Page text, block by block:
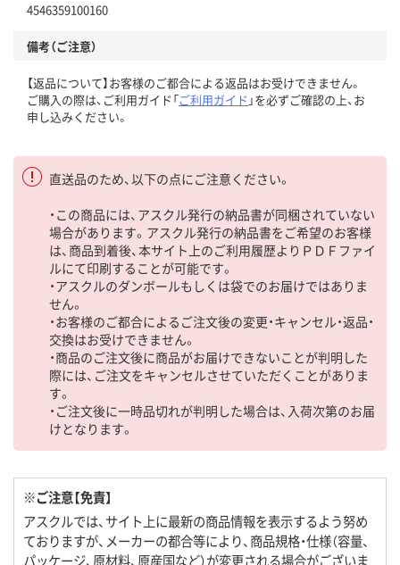
4546359100160
備考（ご注意）
【返品について】お客様のご都合による返品はお受けできません。
ご購入の際は、ご利用ガイド「ご利用ガイド 」を必ずご確認の上、お
申し込みください。
直送品のため、以下の点にご注意ください。
・この商品には、アスクル発行の納品書が同梱されていない
場合があります。アスクル発行の納品書をご希望のお客様
は、商品到着後、本サイト上のご利用履歴よりＰＤＦファイ
ルにて印刷することが可能です。
・アスクルのダンボールもしくは袋でのお届けではありま
せん。
・お客様のご都合によるご注文後の変更・キャンセル・返品・
交換はお受けできません。
・商品のご注文後に商品がお届けできないことが判明した
際には、ご注文をキャンセルさせていただくことがありま
す。
・ご注文後に一時品切れが判明した場合は、入荷次第のお届
けとなります。
※ご注意【免責】
アスクルでは、サイト上に最新の商品情報を表示するよう努め
ておりますが、メーカーの都合等により、商品規格・仕様（容量、
パッケージ、原材料、原産国など）が変更される場合がございま